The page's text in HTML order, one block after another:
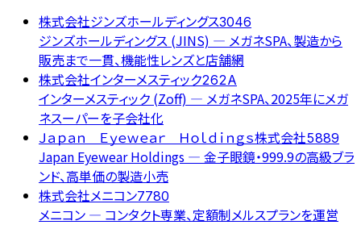
株式会社ジンズホールディングス3046
ジンズホールディングス (JINS) — メガネSPA、製造から
販売まで一貫、機能性レンズと店舗網
株式会社インターメスティック262A
インターメスティック (Zoff) — メガネSPA、2025年にメガ
ネスーパーを子会社化
Ｊａｐａｎ Ｅｙｅｗｅａｒ Ｈｏｌｄｉｎｇｓ株式会社5889
Japan Eyewear Holdings — 金子眼鏡・999.9の高級ブラ
ンド、高単価の製造小売
株式会社メニコン7780
メニコン — コンタクト専業、定額制メルスプランを運営